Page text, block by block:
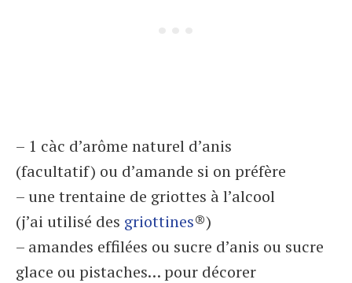
– 1 càc d’arôme naturel d’anis
(facultatif) ou d’amande si on préfère
– une trentaine de griottes à l’alcool
(j’ai utilisé des griottines®)
– amandes effilées ou sucre d’anis ou sucre
glace ou pistaches… pour décorer